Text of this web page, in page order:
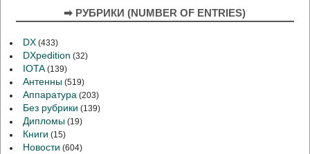
➡ РУБРИКИ (NUMBER OF ENTRIES)
DX (433)
DXpedition (32)
IOTA(139)
Антенны (519)
Аппаратура (203)
Без рубрики (139)
Дипломы (19)
Книги (15)
Новости (604)